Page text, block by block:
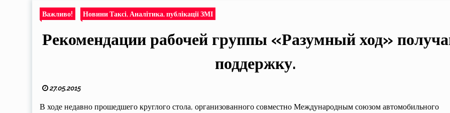
Важливо! Новини Таксі, Аналітика, публікації ЗМІ
Рекомендации рабочей группы «Разумный ход»
поддержку.
27.05.2015
В ходе недавно прошедшего круглого стола, организованного совместно Международным союзом автомобильного